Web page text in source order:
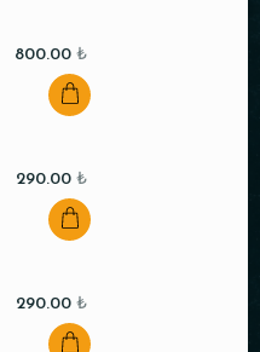
800.00 ₺
290.00 ₺
290.00 ₺